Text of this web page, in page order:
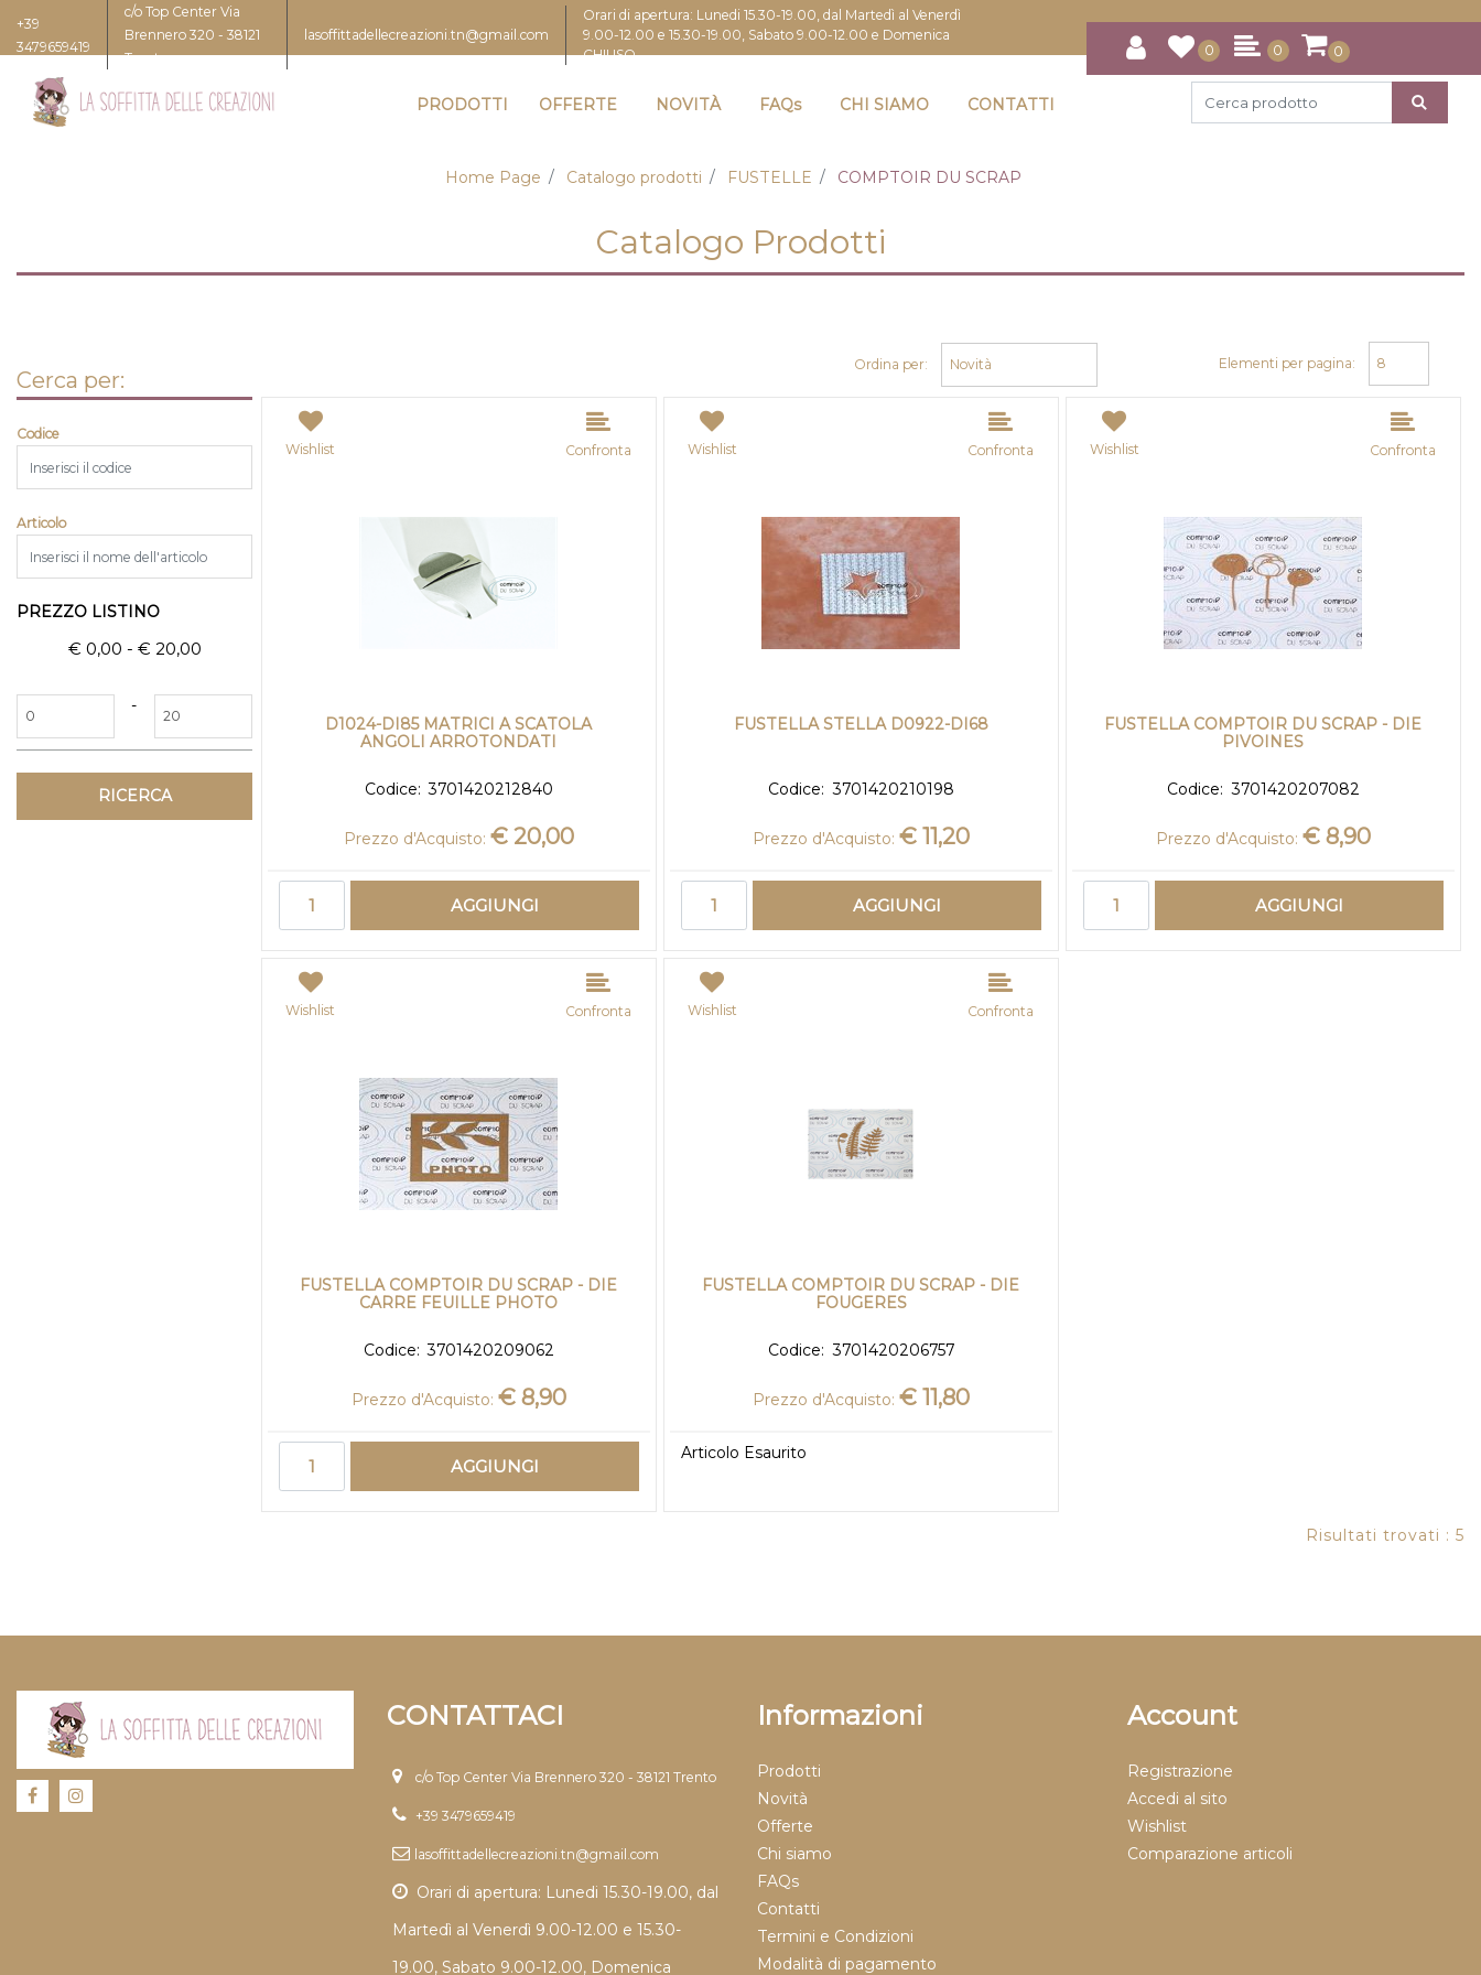
+39
3479659419
c/o Top Center Via
Brennero 320 - 38121
Trento
lasoffittadellecreazioni.tn@gmail.com
Orari di apertura: Lunedi 15.30-19.00, dal Martedì al Venerdì
9.00-12.00 e 15.30-19.00, Sabato 9.00-12.00 e Domenica
CHIUSO
0 0 0
PRODOTTI OFFERTE NOVITÀ FAQs CHI SIAMO CONTATTI
Home Page Catalogo prodotti FUSTELLE COMPTOIR DU SCRAP
Catalogo Prodotti
Cerca per:
Codice
Articolo
PREZZO LISTINO
€ 0,00 - € 20,00
-
Ordina per: Elementi per pagina:
Wishlist Confronta
D1024-DI85 MATRICI A SCATOLA
ANGOLI ARROTONDATI
Codice: 3701420212840
Prezzo d'Acquisto: € 20,00
AGGIUNGI
Wishlist Confronta
FUSTELLA STELLA D0922-DI68
Codice: 3701420210198
Prezzo d'Acquisto: € 11,20
AGGIUNGI
Wishlist Confronta
FUSTELLA COMPTOIR DU SCRAP - DIE
PIVOINES
Codice: 3701420207082
Prezzo d'Acquisto: € 8,90
AGGIUNGI
Wishlist Confronta
FUSTELLA COMPTOIR DU SCRAP - DIE
CARRE FEUILLE PHOTO
Codice: 3701420209062
Prezzo d'Acquisto: € 8,90
AGGIUNGI
Wishlist Confronta
FUSTELLA COMPTOIR DU SCRAP - DIE
FOUGERES
Codice: 3701420206757
Prezzo d'Acquisto: € 11,80
Articolo Esaurito
Risultati trovati : 5
CONTATTACI
c/o Top Center Via Brennero 320 - 38121 Trento
+39 3479659419
lasoffittadellecreazioni.tn@gmail.com
Orari di apertura: Lunedi 15.30-19.00, dal
Martedì al Venerdì 9.00-12.00 e 15.30-
19.00, Sabato 9.00-12.00, Domenica
Informazioni
Prodotti
Novità
Offerte
Chi siamo
FAQs
Contatti
Termini e Condizioni
Modalità di pagamento
Account
Registrazione
Accedi al sito
Wishlist
Comparazione articoli